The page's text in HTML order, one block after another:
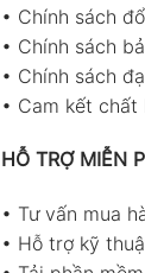
• Chính sách
• Chính sách
• Chính sách
• Cam kết chất
HỖ TRỢ MIỄN
• Tư vấn mua
• Hỗ trợ kỹ